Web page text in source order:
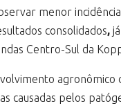
menor
consolidados,
Centro-Sul da
causadas pelos